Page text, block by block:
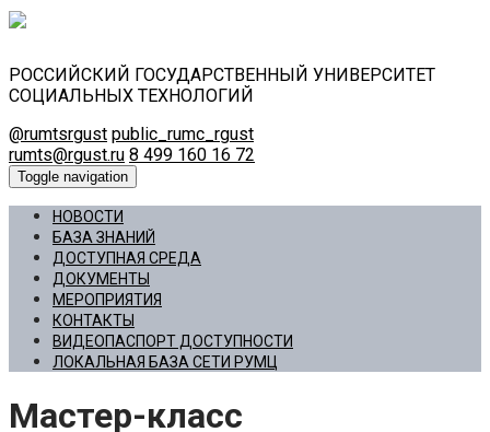
РОССИЙСКИЙ ГОСУДАРСТВЕННЫЙ УНИВЕРСИТЕТ
СОЦИАЛЬНЫХ ТЕХНОЛОГИЙ
@rumtsrgust public_rumc_rgust
rumts@rgust.ru 8 499 160 16 72
Toggle navigation
НОВОСТИ
БАЗА ЗНАНИЙ
ДОСТУПНАЯ СРЕДА
ДОКУМЕНТЫ
МЕРОПРИЯТИЯ
КОНТАКТЫ
ВИДЕОПАСПОРТ ДОСТУПНОСТИ
ЛОКАЛЬНАЯ БАЗА СЕТИ РУМЦ
Мастер-класс